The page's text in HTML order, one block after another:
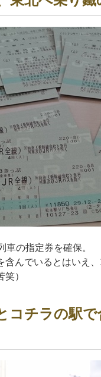
の指定券を確保。
含んでいるとはいえ
）
コチラの駅